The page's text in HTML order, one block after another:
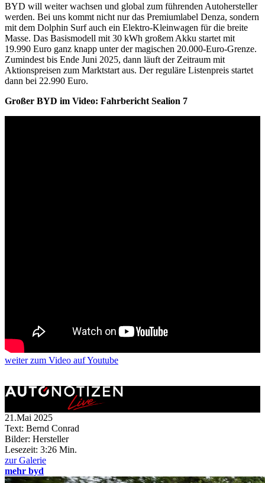
BYD will weiter wachsen und global zum führenden Autohersteller
werden. Bei uns kommt nicht nur das Premiumlabel Denza, sondern
mit dem Dolphin Surf auch ein Elektro-Kleinwagen für die breite
Masse. Das Basismodell mit 30 kWh großem Akku startet mit
19.990 Euro ganz knapp unter der magischen 20.000-Euro-Grenze.
Zumindest bis Ende Juni 2025, dann läuft der Zeitraum mit
Aktionspreisen zum Marktstart aus. Der reguläre Listenpreis startet
dann bei 22.990 Euro.
Großer BYD im Video: Fahrbericht Sealion 7
weiterzum Video auf Youtube
21.Mai 2025
Text: Bernd Conrad
Bilder: Hersteller
Lesezeit: 3:26 Min.
zur Galerie
mehr byd